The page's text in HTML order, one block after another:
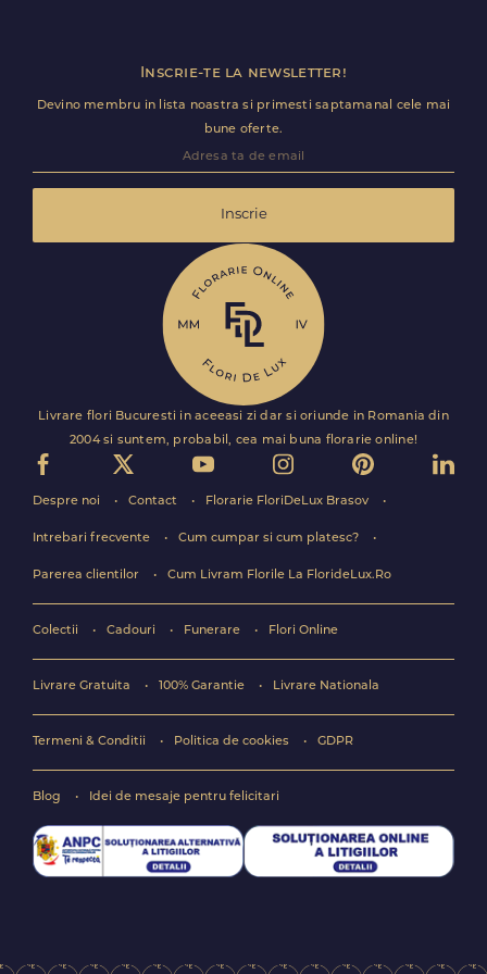
Inscrie-te la newsletter!
Devino membru in lista noastra si primesti saptamanal cele mai
bune oferte.
Inscrie
Livrare flori Bucuresti in aceeasi zi dar si oriunde in Romania din
2004 si suntem, probabil, cea mai buna florarie online!
Despre noi Contact Florarie FloriDeLux Brasov
Intrebari frecvente Cum cumpar si cum platesc?
Parerea clientilor Cum Livram Florile La FlorideLux.Ro
Colectii Cadouri Funerare Flori Online
Livrare Gratuita 100% Garantie Livrare Nationala
Termeni & Conditii Politica de cookies GDPR
Blog Idei de mesaje pentru felicitari